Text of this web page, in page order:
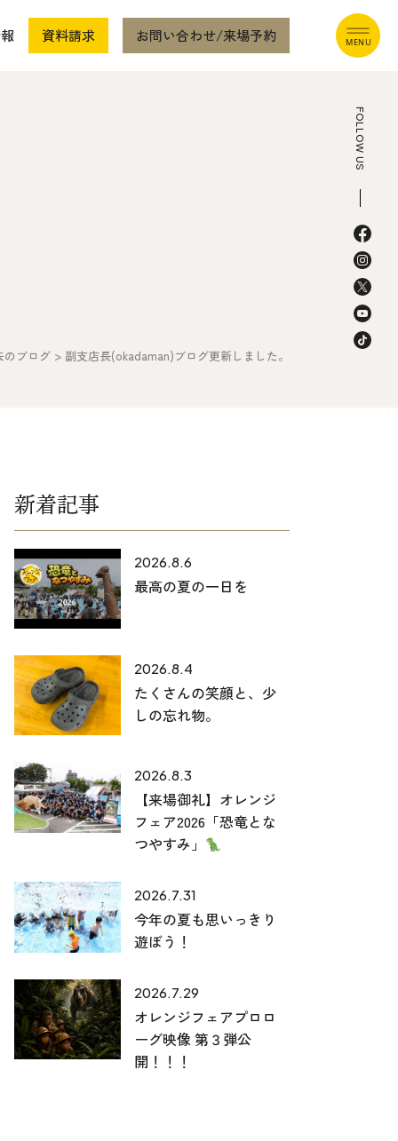
上越店
資料請求 お問い合わせ/来場予約
FOLLOW US
のブログ > 副支店長(okadaman)ブログ更新しました。
新着記事
2026.8.6
最高の夏の一日を
2026.8.4
たくさんの笑顔と、少
しの忘れ物。
2026.8.3
【来場御礼】オレンジ
フェア2026「恐竜とな
つやすみ」
2026.7.31
今年の夏も思いっきり
遊ぼう！
2026.7.29
オレンジフェアプロロ
ーグ映像 第３弾公
開！！！